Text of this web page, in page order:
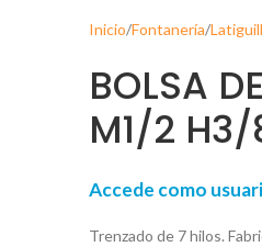
Inicio Fontanería
BOLSA
M1/2
Accede como
Trenzado de 7 hilos.